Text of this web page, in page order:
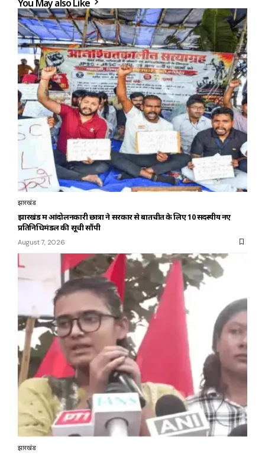
You May also Like
झारखंड
झारखंड में आंदोलनकारी छात्रों ने सरकार से बातचीत के लिए 10 सदस्यीय नए
प्रतिनिधिमंडल की सूची सौंपी
August 7, 2026
झारखंड